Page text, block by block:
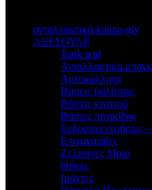
ανταλλακτικά-kappa-giv
ΑΞΕΣΟΥΑΡ
Tank pad
Ανταλλακτικά
Αυτοκόλλητα
Βάσεις βαλίτσας
Βάσεις κινητού
Βάσεις πινακίδας
Ενδοσυνεννοήσεις
Επιγονατίδες
Ζελατίνες Moto
Θήκες
Ιμάντες